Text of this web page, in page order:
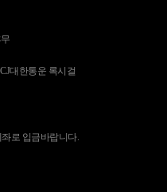
대한통운 록시걸
로 입금바랍니다.